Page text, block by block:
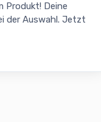
Produkt! Deine
der Auswahl. Jetzt